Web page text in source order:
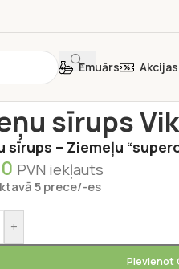
Emuārs Akcijas
sīrups
sīrups – Ziemeļu
PVN iekļauts
5 prece/-es
+
Pievienot